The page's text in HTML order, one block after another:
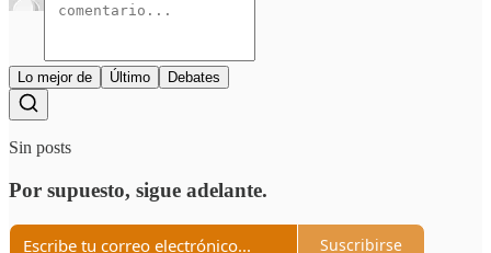
Lo mejor de Último Debates
Sin posts
Por supuesto, sigue adelante.
Suscribirse